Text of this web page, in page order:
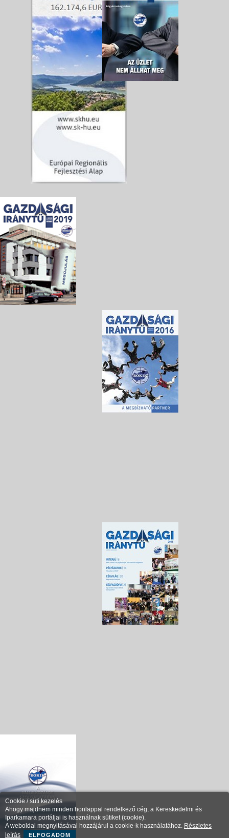
Cookie / süti kezelés
Ahogy majdnem minden honlappal rendelkező cég, a Kereskedelmi és
Iparkamara portáljai is használnak sütiket (cookie).
A weboldal megnyitásával hozzájárul a cookie-k használatához. Részletes
leírás
ELFOGADOM